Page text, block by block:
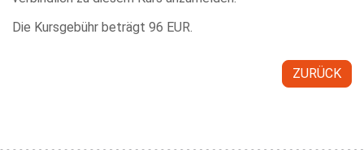
Die Kursgebühr beträgt 96 EUR.
ZURÜCK